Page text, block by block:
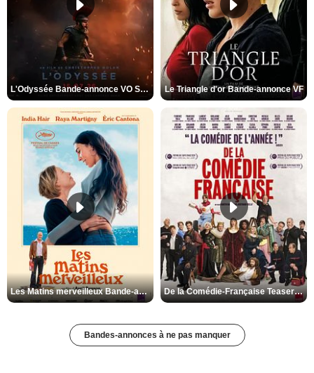
L'Odyssée Bande-annonce VO STFR Le Triangle d'or Bande-annonce VF
Les Matins merveilleux Bande-annonce VF De la Comédie-Française Teaser VF
Bandes-annonces à ne pas manquer